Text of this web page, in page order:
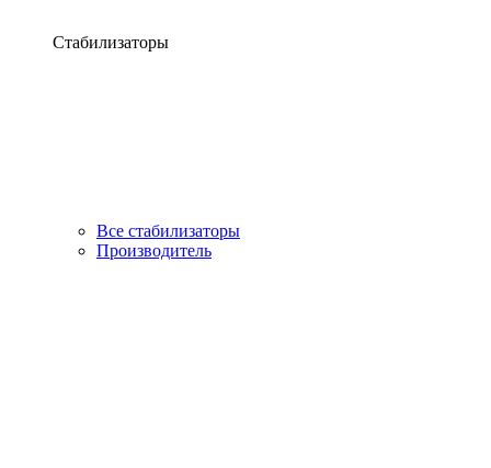
Стабилизаторы
Все стабилизаторы
Производитель